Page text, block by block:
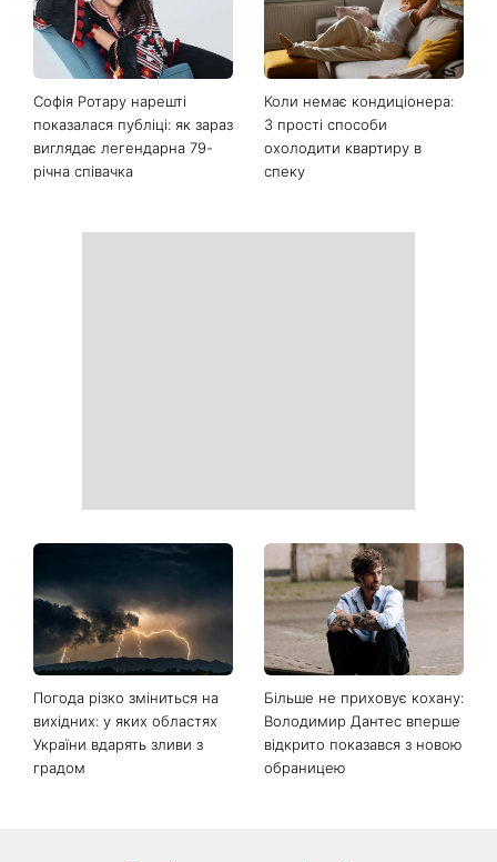
Софія Ротару нарешті
показалася публіці: як зараз
виглядає легендарна 79-
річна співачка
Коли немає кондиціонера:
3 прості способи
охолодити квартиру в
спеку
Погода різко зміниться на
вихідних: у яких областях
України вдарять зливи з
градом
Більше не приховує кохану:
Володимир Дантес вперше
відкрито показався з новою
обраницею